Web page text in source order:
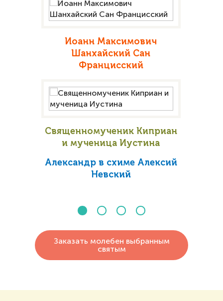
Иоанн Максимович
Шанхайский Сан
Францисский
Священномученик Киприан
и мученица Иустина
Александр в схиме Алексий
Невский
Заказать молебен выбранным
святым